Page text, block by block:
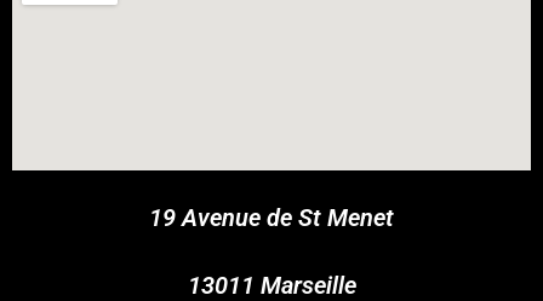
19 Avenue de St Menet
13011 Marseille